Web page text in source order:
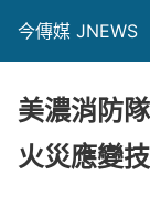
今傳媒 JNEWS
美濃消防
火災應變